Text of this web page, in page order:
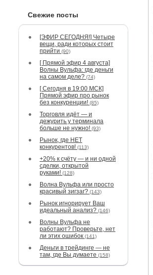
Свежие посты
[ЭФИР СЕГОДНЯ!] Четыре
вещи, ради которых стоит
прийти (90)
[ Прямой эфир 4 августа]
Волны Вульфа: где деньги
на самом деле? (74)
[ Сегодня в 19:00 МСК]
Прямой эфир про рынок
без конкуренции! (85)
Торговля идёт — и
дежурить у терминала
больше не нужно! (93)
Рынок, где НЕТ
конкурентов! (113)
+20% к счёту — и ни одной
сделки, открытой
руками! (128)
Волна Вульфа или просто
красивый зигзаг? (143)
Рынок игнорирует Ваш
идеальный анализ? (146)
Волны Вульфа не
работают? Проверьте, нет
ли этих ошибок (141)
Деньги в трейдинге — не
там, где Вы думаете (158)